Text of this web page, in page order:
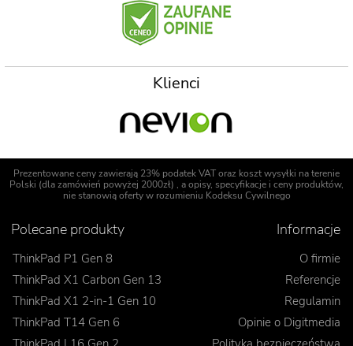
Klienci
Prezentowane ceny zawierają 23% podatek VAT oraz koszt wysyłki na terenie
Polski (dla zamówień powyżej 2000zł) , a opisy, specyfikacje i ceny produktów,
nie stanowią oferty w rozumieniu Kodeksu Cywilnego
Polecane produkty
ThinkPad P1 Gen 8
ThinkPad X1 Carbon Gen 13
ThinkPad X1 2-in-1 Gen 10
ThinkPad T14 Gen 6
Informacje
O firmie
Referencje
Regulamin
Opinie o Digitmedia